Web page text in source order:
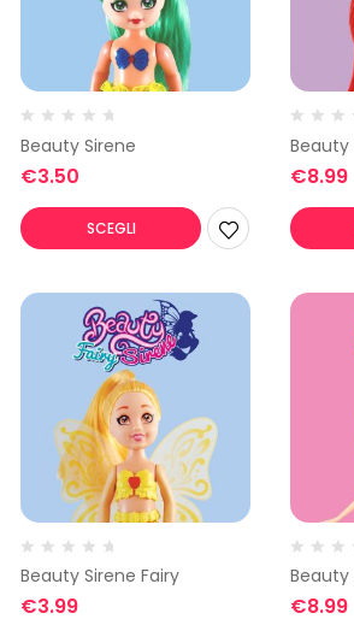
Beauty Sirene
€3.50
SCEGLI
Beauty
€8.99
Beauty Sirene Fairy
€3.99
Beauty
€8.99